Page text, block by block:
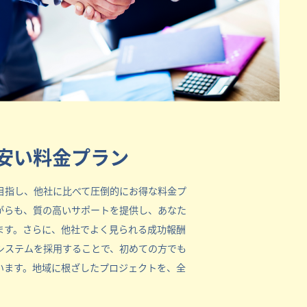
い料金プラン
し、他社に比べて圧倒的にお得な料金プ
も、質の高いサポートを提供し、あなた
。さらに、他社でよく見られる成功報酬
テムを採用することで、初めての方でも
す。地域に根ざしたプロジェクトを、全